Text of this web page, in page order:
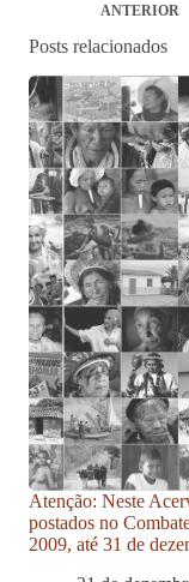
ANTERIOR
Posts relacionados
Atenção: Neste
postados no
2009, até 31 de